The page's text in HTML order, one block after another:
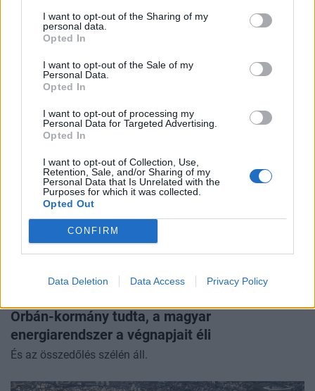
I want to opt-out of the Sharing of my
personal data.
Opted In
I want to opt-out of the Sale of my
Personal Data.
Opted In
I want to opt-out of processing my
Personal Data for Targeted Advertising.
Opted In
I want to opt-out of Collection, Use,
Retention, Sale, and/or Sharing of my
Personal Data that Is Unrelated with the
Purposes for which it was collected.
Opted Out
CONFIRM
Data Deletion Data Access Privacy Policy
Nem csak a melegrekord.
GAZDASÁG
Orbán-kormány tudta, a magyar
energiarendszer a végnapjait éli
És az összedőlés szélén áll.